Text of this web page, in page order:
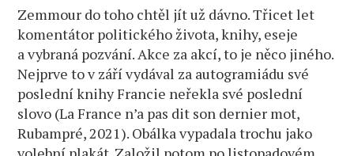
Zemmour do toho chtěl jít už dávno. Třicet let
komentátor politického života, knihy, eseje
a vybraná pozvání. Akce za akcí, to je něco jiného.
Nejprve to v září vydával za autogramiádu své
poslední knihy Francie neřekla své poslední
slovo (La France n’a pas dit son dernier mot,
Rubampré, 2021). Obálka vypadala trochu jako